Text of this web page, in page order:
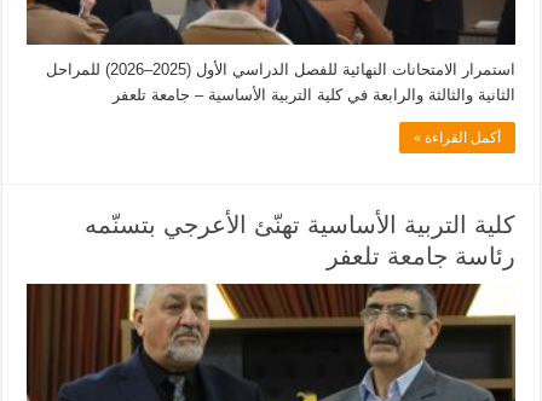
استمرار الامتحانات النهائية للفصل الدراسي الأول (2025–2026) للمراحل
الثانية والثالثة والرابعة في كلية التربية الأساسية – جامعة تلعفر
أكمل القراءة »
كلية التربية الأساسية تهنّئ الأعرجي بتسنّمه
رئاسة جامعة تلعفر